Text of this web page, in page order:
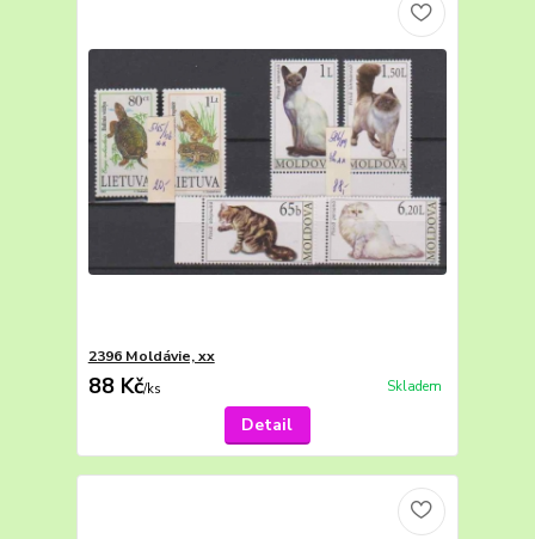
2396 Moldávie, xx
88 Kč/ks Skladem
Detail